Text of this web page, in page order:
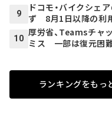
9
ドコモ・バイクシェ
ず 8月1日以降の利
10
厚労省、Teamsチャ
ミス 一部は復元困
ランキングをもっ